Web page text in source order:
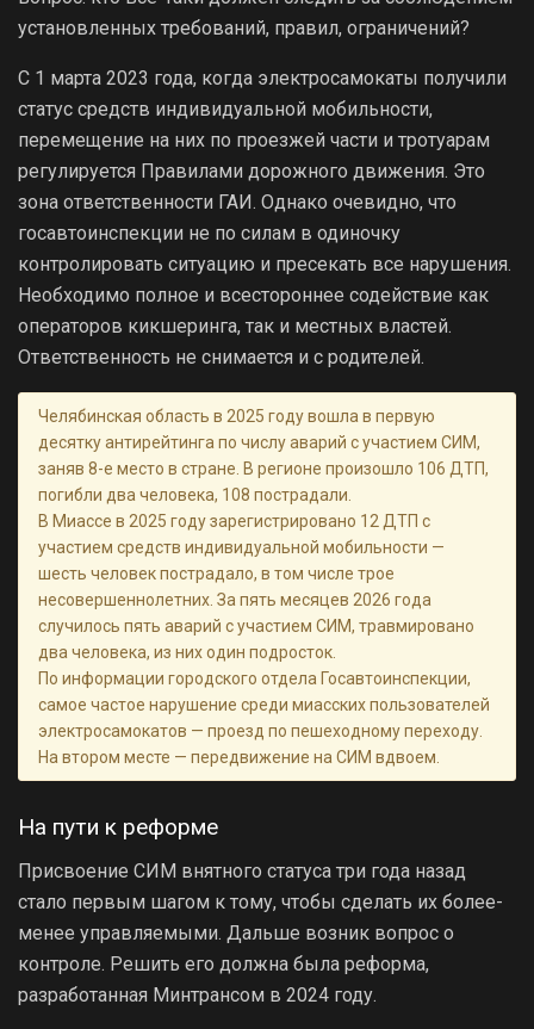
установленных требований, правил, ограничений?
С 1 марта 2023 года, когда электросамокаты получили
статус средств индивидуальной мобильности,
перемещение на них по проезжей части и тротуарам
регулируется Правилами дорожного движения. Это
зона ответственности ГАИ. Однако очевидно, что
госавтоинспекции не по силам в одиночку
контролировать ситуацию и пресекать все нарушения.
Необходимо полное и всестороннее содействие как
операторов кикшеринга, так и местных властей.
Ответственность не снимается и с родителей.
Челябинская область в 2025 году вошла в первую
десятку антирейтинга по числу аварий с участием СИМ,
заняв 8-е место в стране. В регионе произошло 106 ДТП,
погибли два человека, 108 пострадали.
В Миассе в 2025 году зарегистрировано 12 ДТП с
участием средств индивидуальной мобильности —
шесть человек пострадало, в том числе трое
несовершеннолетних. За пять месяцев 2026 года
случилось пять аварий с участием СИМ, травмировано
два человека, из них один подросток.
По информации городского отдела Госавтоинспекции,
самое частое нарушение среди миасских пользователей
электросамокатов — проезд по пешеходному переходу.
На втором месте — передвижение на СИМ вдвоем.
На пути к реформе
Присвоение СИМ внятного статуса три года назад
стало первым шагом к тому, чтобы сделать их более-
менее управляемыми. Дальше возник вопрос о
контроле. Решить его должна была реформа,
разработанная Минтрансом в 2024 году.